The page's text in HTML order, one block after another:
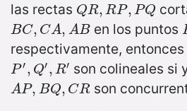
las rectas QR, RP, PQ
QR,RP,PQ
BC, CA, AB
BC,CA,AB en los puntos
respectivamente,
P ′, Q′, R′
P′,Q′,R′ son colineales si
AP, BQ, CR
AP,BQ,CR son